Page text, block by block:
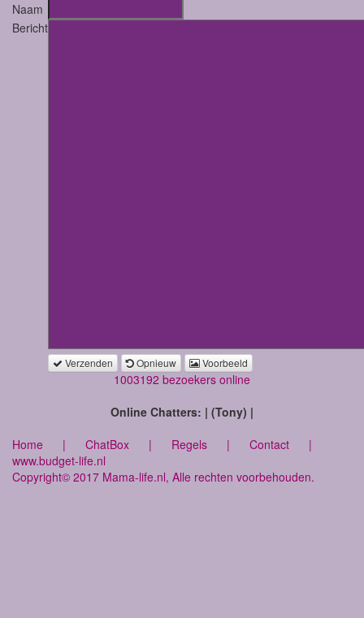
Naam
Bericht
Verzenden Opnieuw Voorbeeld
1003192 bezoekers online
Online Chatters: | (Tony) |
Home | ChatBox | Regels | Contact |
www.budget-life.nl
Copyright© 2017 Mama-life.nl, Alle rechten voorbehouden.